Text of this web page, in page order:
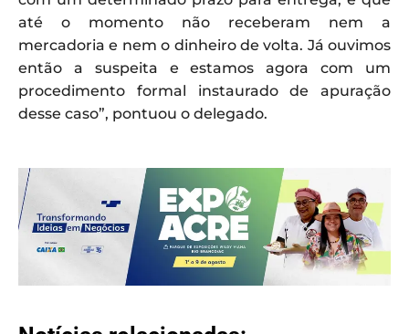
até o momento não receberam nem a
mercadoria e nem o dinheiro de volta. Já ouvimos
então a suspeita e estamos agora com um
procedimento formal instaurado de apuração
desse caso”, pontuou o delegado.